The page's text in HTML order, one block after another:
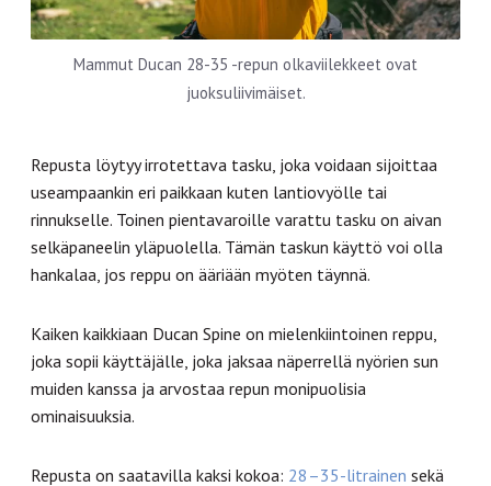
Mammut Ducan 28-35 -repun olkaviilekkeet ovat
juoksuliivimäiset.
Repusta löytyy irrotettava tasku, joka voidaan sijoittaa
useampaankin eri paikkaan kuten lantiovyölle tai
rinnukselle. Toinen pientavaroille varattu tasku on aivan
selkäpaneelin yläpuolella. Tämän taskun käyttö voi olla
hankalaa, jos reppu on ääriään myöten täynnä.
Kaiken kaikkiaan Ducan Spine on mielenkiintoinen reppu,
joka sopii käyttäjälle, joka jaksaa näperrellä nyörien sun
muiden kanssa ja arvostaa repun monipuolisia
ominaisuuksia.
Repusta on saatavilla kaksi kokoa: 28–35-litrainen sekä